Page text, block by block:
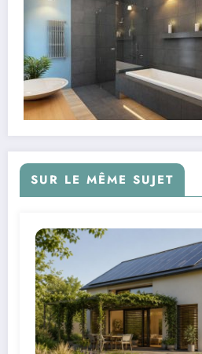
SUR LE MÊME SUJET